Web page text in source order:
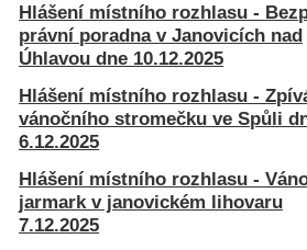
Hlášení místního rozhlasu -
právní poradna v Janovicích nad
Úhlavou dne 10.12.2025
Hlášení místního rozhlasu -
vánočního stromečku ve Spůli
6.12.2025
Hlášení místního rozhlasu -
jarmark v janovickém lihovaru
7.12.2025